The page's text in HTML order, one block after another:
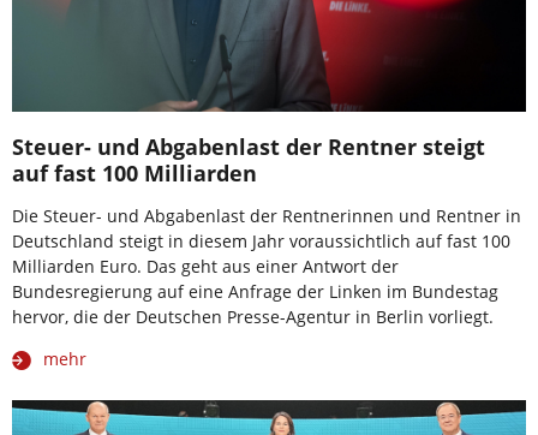
Steuer- und Abgabenlast der Rentner steigt
auf fast 100 Milliarden
Die Steuer- und Abgabenlast der Rentnerinnen und Rentner in
Deutschland steigt in diesem Jahr voraussichtlich auf fast 100
Milliarden Euro. Das geht aus einer Antwort der
Bundesregierung auf eine Anfrage der Linken im Bundestag
hervor, die der Deutschen Presse-Agentur in Berlin vorliegt.
mehr